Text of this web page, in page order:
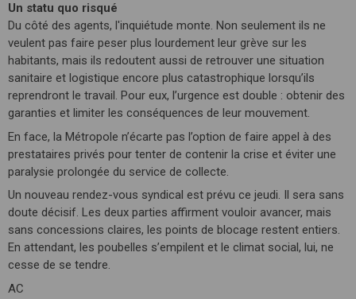
Un statu quo risqué
Du côté des agents, l'inquiétude monte. Non seulement ils ne
veulent pas faire peser plus lourdement leur grève sur les
habitants, mais ils redoutent aussi de retrouver une situation
sanitaire et logistique encore plus catastrophique lorsqu’ils
reprendront le travail. Pour eux, l’urgence est double : obtenir des
garanties et limiter les conséquences de leur mouvement.
En face, la Métropole n’écarte pas l’option de faire appel à des
prestataires privés pour tenter de contenir la crise et éviter une
paralysie prolongée du service de collecte.
Un nouveau rendez-vous syndical est prévu ce jeudi. Il sera sans
doute décisif. Les deux parties affirment vouloir avancer, mais
sans concessions claires, les points de blocage restent entiers.
En attendant, les poubelles s’empilent et le climat social, lui, ne
cesse de se tendre.
AC